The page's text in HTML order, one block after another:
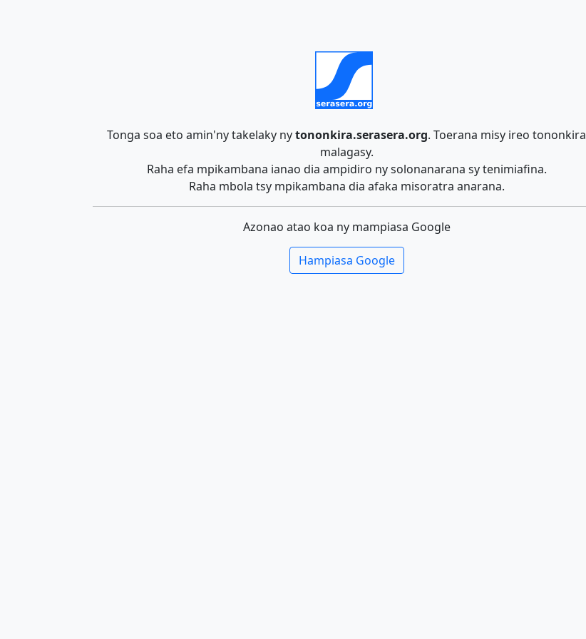
Tonga soa eto amin'ny takelaky nytononkira.serasera.org. Toerana misy ireo tononkira
malagasy.
Raha efa mpikambana ianao dia ampidiro ny solonanarana sy tenimiafina.
Raha mbola tsy mpikambana dia afaka misoratra anarana.
Azonao atao koa ny mampiasa Google
Hampiasa Google